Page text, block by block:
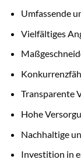
Umfassende
Vielfältiges
Transparente
Hohe
Nachhaltige
Investition in